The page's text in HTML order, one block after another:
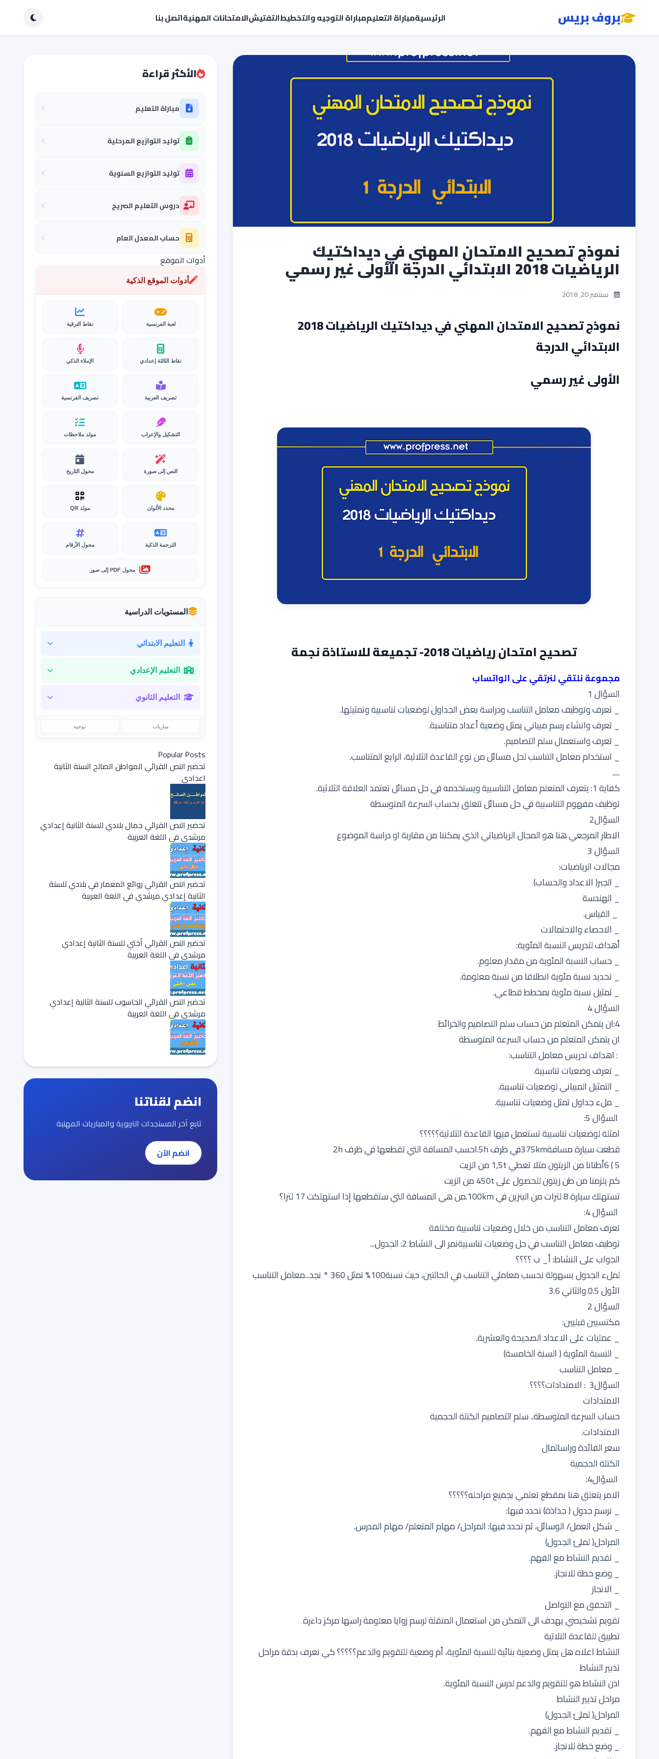
بروف بريس الرئيسيةمباراة التعليممباراة التوجيه والتخطيطالتفتيشالامتحانات المهنيةاتصل بنا
نموذج تصحيح الامتحان المهني في ديداكتيك
الرياضيات 2018 الابتدائي الدرجة الأولى غير رسمي
سبتمبر 20, 2018
الابتدائي الدرجة
الأولى غير رسمي
تصحيح امتحان رياضيات 2018- تجميعة للاستاذة نجمة
مجموعة نلتقي لنرتقي على الواتساب
السؤال 1
_ تعرف وتوظيف معامل التناسب ودراسة بعض الجداول لوضعيات تناسبية وتمثيلها.
_ تعرف وانشاء رسم مبياني يمثل وضعية أعداد متناسبة.
_ تعرف واستعمال سلم التصاميم.
_ استخدام معامل التناسب لحل مسائل من نوع القاعدة الثلاثية، الرابع المتناسب.
.....
كفاية 1: يتعرف المتعلم معامل التناسبية ويستخدمه في حل مسائل تعتمد العلاقة الثلاثية.
توظيف مفهوم التناسبية في حل مسائل تتعلق بحساب السرعة المتوسطة
السؤال2
الاطار المرجعي هنا هو المجال الرياضياتي الذي يمكننا من مقاربة او دراسة الموضوع
السؤال 3
مجالات الرياضيات:
_ الجبر( الاعداد والحساب)
_ الهندسة
_ القياس.
_ الاحصاء والاحتمالات
أهداف لتدريس النسبة المئوية:
_ حساب النسبة المئوية من مقدار معلوم.
_ تحديد نسبة مئوية انطلاقا من نسبة معلومة.
_ تمثيل نسبة مئوية بمخطط قطاعي.
السؤال 4
4:ان يتمكن المتعلم من حساب سلم التصاميم والخرائط
ان يتمكن المتعلم من حساب السرعة المتوسطة
: اهداف تدريس معامل التناسب:
_ تعرف وضعيات تناسبية.
_ التمثيل المبياني لوضعيات تناسبية.
_ ملء جداول تمثل وضعيات تناسبية.
السؤال 5:
امثلة لوضعيات تناسبية تستعمل فيها القاعدة الثلاثية؟؟؟؟؟
قطعت سيارة مسافة375kmفي ظرف 5h.احسب المسافة التي تقطعها في ظرف 2h
5 ) 6أطنانا من الزيتون مثلا تعطي 1,5t من الزيت
كم يلزمنا من طن زيتون للحصول على 450t من الزيت
تستهلك سيارة 8 لترات من البنزين في 100km.من هي المسافة التي ستقطعها إذا استهلكت 17 لترا؟
السؤال 4:
تعرف معامل التناسب من خلال وضعيات تناسبية مختلفة
توظيف معامل التناسب في حل وضعيات تناسبيةنمر الى النشاط 2: الجدول...
الجواب على النشاط: أ_ ب ؟؟؟؟
لملء الجدول بسهولة نحسب معاملي التناسب في الحالتين، حيث نسبة100% تمثل 360 ° نجد...معامل التناسب
الأول 0.5 والثاني 3.6
السؤال 2
مكتسبين قبليين:
_ عمليات على الاعداد الصحيحة والعشرية.
_ النسبة المئوية ( السنة الخامسة)
_ معامل التناسب
السؤال3 : الامتدادات؟؟؟؟
الامتدادات
حساب السرعة المتوسطة.. سلم التصاميم الكتلة الحجمية
الامتدادات.
سعر الفائدة وراسالمال
الكتلة الحجمية
السؤال4:
الامر يتعلق هنا بمقطع تعلمي بجميع مراحله؟؟؟؟؟
_ نرسم جدول ( جذاذة) نحدد فيها:
_ شكل العمل/ الوسائل، ثم نحدد فيها: المراحل/ مهام المتعلم/ مهام المدرس.
المراحل( لملئ الجدول)
_ تقديم النشاط مع الفهم.
_ وضع خطة للانجاز.
_ الانجاز
_ التحقق مع التواصل
تقويم تشخيصي يهدف الى التمكن من استعمال المنقلة لرسم زوايا معلومة راسها مركز داءرة
تطبيق للقاعدة التلاتية
النشاط اعلاه هل يمثل وضعية بنائية للنسبة المئوية، أم وضعية للتقويم والدعم؟؟؟؟؟ كي نعرف بدقة مراحل
تذبير النشاط
اذن النشاط هو للتقويم والدعم لدرس النسبة المئوية.
مراحل تذبير النشاط
المراحل( لملئ الجدول)
_ تقديم النشاط مع الفهم.
_ وضع خطة للانجاز.
الأكثر قراءة
مباراة التعليم
توليد التوازيع المرحلية
توليد التوازيع السنوية
دروس التعليم الصريح
حساب المعدل العام
أدوات الموقع
أدوات الموقع الذكية
لعبة الفرنسية نقاط الترقية
نقاط الثالثة إعدادي الإملاء الذكي
تصريف العربية تصريف الفرنسية
التشكيل والإعراب مولد ملاحظات
النص إلى صورة محول التاريخ
محدد الألوان مولد QR
الترجمة الذكية محول الأرقام
محول PDF إلى صور
المستويات الدراسية
التعليم الابتدائي
التعليم الإعدادي
التعليم الثانوي
مباريات توجيه
Popular Posts
تحضير النص القرائي المواطن الصالح السنة الثانية
اعدادي
تحضير النص القرائي جمال بلادي للسنة الثانية إعدادي
مرشدي في اللغة العربية
تحضير النص القرائي روائع المعمار في بلادي للسنة
الثانية إعدادي مرشدي في اللغة العربية
تحضير النص القرائي أختي للسنة الثانية إعدادي
مرشدي في اللغة العربية
تحضير النص القرائي الحاسوب للسنة الثانية إعدادي
مرشدي في اللغة العربية
انضم لقناتنا
تابع آخر المستجدات التربوية والمباريات المهنية
انضم الآن